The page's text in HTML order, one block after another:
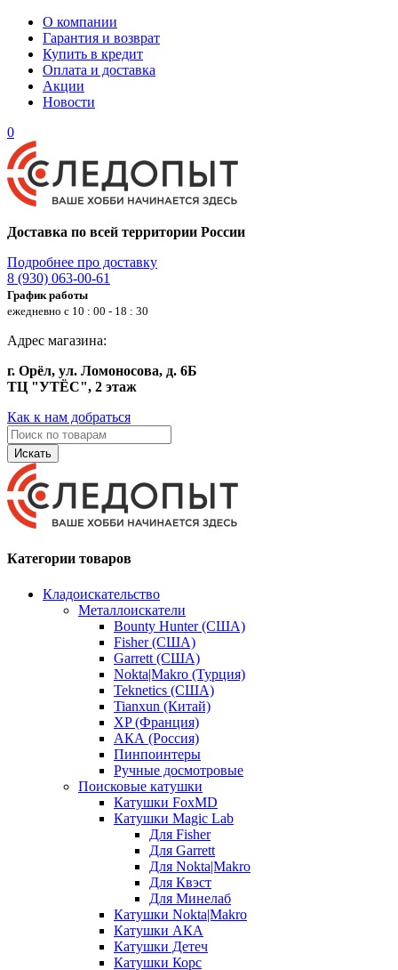
О компании
Гарантия и возврат
Купить в кредит
Оплата и доставка
Акции
Новости
0
Доставка по всей территории России
Подробнее про доставку
8 (930) 063-00-61
График работы
ежедневно с 10 : 00 - 18 : 30
Адрес магазина:
г. Орёл, ул. Ломоносова, д. 6Б
ТЦ "УТЁС", 2 этаж
Как к нам добраться
Искать
Категории товаров
Кладоискательство
Металлоискатели
Bounty Hunter (США)
Fisher (США)
Garrett (США)
Nokta|Makro (Турция)
Teknetics (США)
Tianxun (Китай)
XP (Франция)
АКА (Россия)
Пинпоинтеры
Ручные досмотровые
Поисковые катушки
Катушки FoxMD
Катушки Magic Lab
Для Fisher
Для Garrett
Для Nokta|Makro
Для Квэст
Для Минелаб
Катушки Nokta|Makro
Катушки АКА
Катушки Детеч
Катушки Корс